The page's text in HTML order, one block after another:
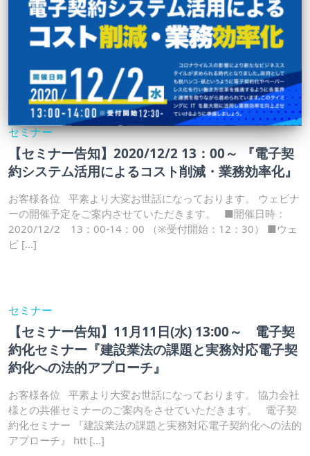
セミナー
【セミナー告知】2020/12/2 13：00～ 『電子契
約システム活用によるコスト削減・業務効率化』
お客様各位 平素より大変お世話になっております。 ウェビナ
ーの開催予定をご案内させていただきます。 ■開催日時：
2020/12/2 13：00-14：00 （※受付開始：12：30） ■ウェ
ビ […]
セミナー
【セミナー告知】11月11日(水) 13:00～ 電子契
約化セミナー『建設業法の課題と実務対応電子契
約化への法的アプローチ』
お客様各位 平素より大変お世話になっております。 協力会社
様との共催セミナーのご案内をさせていただきます。 電子契
約化セミナー 『建設業法の課題と実務対応電子契約化への法的
アプローチ』 htt […]